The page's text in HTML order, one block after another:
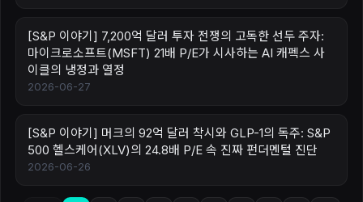
[S&P 이야기] 7,200억 달러 투자 전쟁의 고독한 선두 주자:
마이크로소프트(MSFT) 21배 P/E가 시사하는 AI 캐펙스 사
이클의 냉정과 열정
2026-06-27
[S&P 이야기] 머크의 92억 달러 착시와 GLP-1의 독주: S&P
500 헬스케어(XLV)의 24.8배 P/E 속 진짜 펀더멘털 진단
2026-06-26